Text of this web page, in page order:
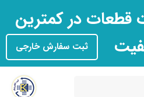
قطعات در کمترین
ثبت سفارش خارجی